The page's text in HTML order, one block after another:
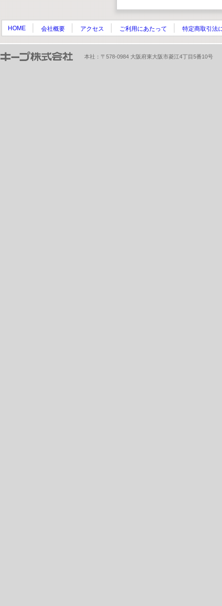
HOME 会社概要 アクセス ご利用にあたって 特定商取引法
本社：〒578-0984 大阪府東大阪市菱江4丁目5番10号